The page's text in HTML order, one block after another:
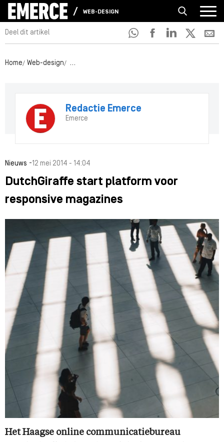
WEB-DESIGN
Deel dit artikel
Home Web-design DutchGiraffe start platform voor responsive
Redactie Emerce
Emerce
Nieuws -12 mei 2014 - 14:04
DutchGiraffe start platform voor
responsive magazines
Het Haagse online communicatiebureau